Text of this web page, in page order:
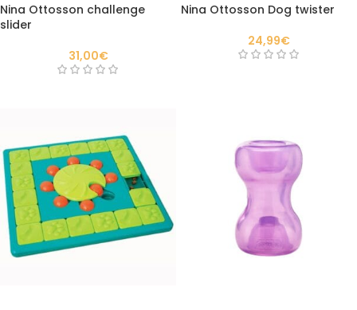
Nina Ottosson challenge
slider
31,00€
Nina Ottosson Dog twister
24,99€